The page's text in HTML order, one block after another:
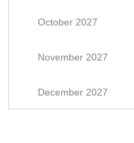
October 2027
November 2027
December 2027